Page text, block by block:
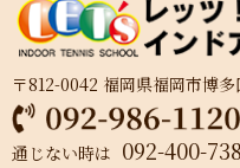
〒812-0042 福岡県福岡市博
通じない時は 092-400-